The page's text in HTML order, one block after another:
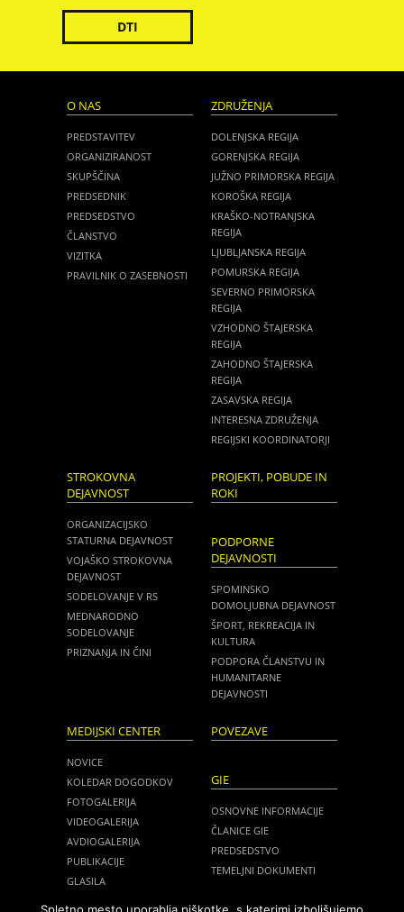
DTI
O NAS
PREDSTAVITEV
ORGANIZIRANOST
SKUPŠČINA
PREDSEDNIK
PREDSEDSTVO
ČLANSTVO
VIZITKA
PRAVILNIK O ZASEBNOSTI
ZDRUŽENJA
DOLENJSKA REGIJA
GORENJSKA REGIJA
JUŽNO PRIMORSKA REGIJA
KOROŠKA REGIJA
KRAŠKO-NOTRANJSKA
REGIJA
LJUBLJANSKA REGIJA
POMURSKA REGIJA
SEVERNO PRIMORSKA
REGIJA
VZHODNO ŠTAJERSKA
REGIJA
ZAHODNO ŠTAJERSKA
REGIJA
ZASAVSKA REGIJA
INTERESNA ZDRUŽENJA
REGIJSKI KOORDINATORJI
STROKOVNA
DEJAVNOST
ORGANIZACIJSKO
STATURNA DEJAVNOST
VOJAŠKO STROKOVNA
DEJAVNOST
SODELOVANJE V RS
MEDNARODNO
SODELOVANJE
PRIZNANJA IN ČINI
PROJEKTI, POBUDE IN
ROKI
PODPORNE
DEJAVNOSTI
SPOMINSKO
DOMOLJUBNA DEJAVNOST
ŠPORT, REKREACIJA IN
KULTURA
PODPORA ČLANSTVU IN
HUMANITARNE
DEJAVNOSTI
MEDIJSKI CENTER
NOVICE
KOLEDAR DOGODKOV
FOTOGALERIJA
VIDEOGALERIJA
AVDIOGALERIJA
PUBLIKACIJE
GLASILA
POVEZAVE
GIE
OSNOVNE INFORMACIJE
ČLANICE GIE
PREDSEDSTVO
TEMELJNI DOKUMENTI